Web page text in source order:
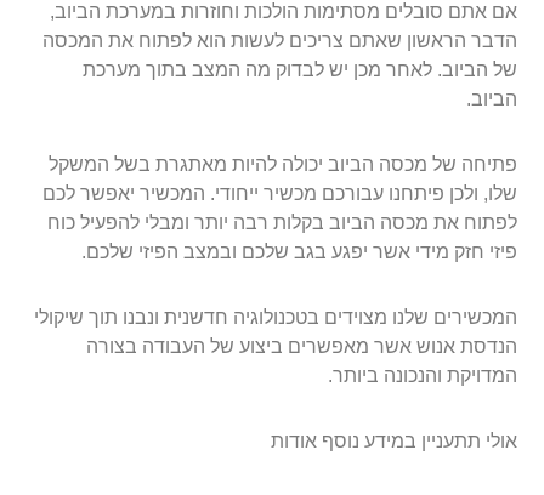
אם אתם סובלים מסתימות הולכות וחוזרות במערכת הביוב,
הדבר הראשון שאתם צריכים לעשות הוא לפתוח את המכסה
של הביוב. לאחר מכן יש לבדוק מה המצב בתוך מערכת
הביוב.
פתיחה של מכסה הביוב יכולה להיות מאתגרת בשל המשקל
שלו, ולכן פיתחנו עבורכם מכשיר ייחודי. המכשיר יאפשר לכם
לפתוח את מכסה הביוב בקלות רבה יותר ומבלי להפעיל כוח
פיזי חזק מידי אשר יפגע בגב שלכם ובמצב הפיזי שלכם.
המכשירים שלנו מצוידים בטכנולוגיה חדשנית ונבנו תוך שיקולי
הנדסת אנוש אשר מאפשרים ביצוע של העבודה בצורה
המדויקת והנכונה ביותר.
אולי תתעניין במידע נוסף אודות